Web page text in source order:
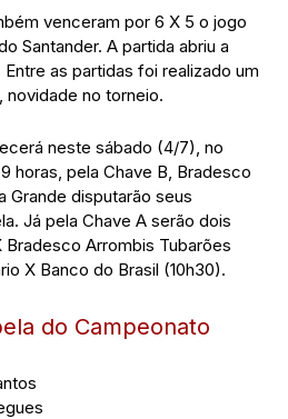
venceram por 6 X 5 o jogo
Santander. A partida abriu a
as partidas foi realizado um
no torneio.
neste sábado (4/7), no
horas, pela Chave B, Bradesco
Grande disputarão seus
Já pela Chave A serão dois
Arrombis Tubarões
X Banco do Brasil (10h30).
do Campeonato